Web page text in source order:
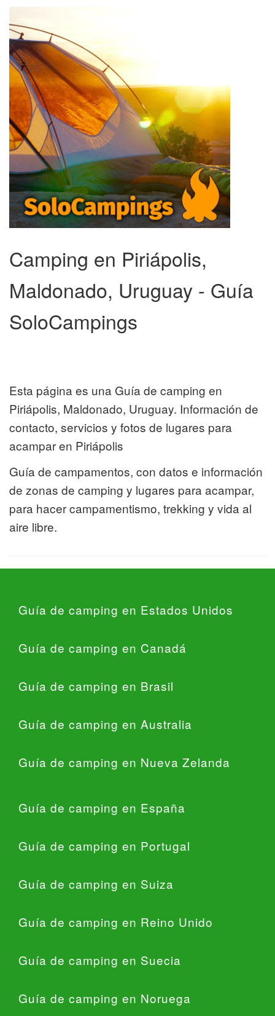
Camping en Piriápolis,
Maldonado, Uruguay - Guía
SoloCampings
Esta página es una Guía de camping en
Piriápolis, Maldonado, Uruguay. Información de
contacto, servicios y fotos de lugares para
acampar en Piriápolis
Guía de campamentos, con datos e información
de zonas de camping y lugares para acampar,
para hacer campamentismo, trekking y vida al
aire libre.
Guía de camping en Estados Unidos
Guía de camping en Canadá
Guía de camping en Brasil
Guía de camping en Australia
Guía de camping en Nueva Zelanda
Guía de camping en España
Guía de camping en Portugal
Guía de camping en Suiza
Guía de camping en Reino Unido
Guía de camping en Suecia
Guía de camping en Noruega